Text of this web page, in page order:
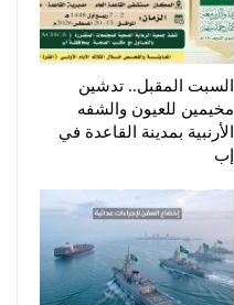
السبت المقبل.. تدشين
مخيمين للعيون والشفه
الأرنبية بمدينة القاعدة في
إب